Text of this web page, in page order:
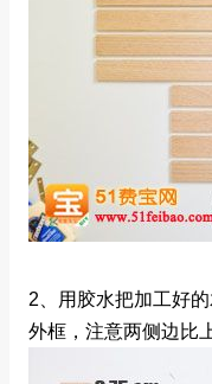
2、用胶水把加工好
外框，注意两侧边比